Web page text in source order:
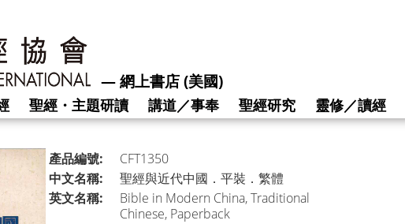
―網上書店 (美國)
聖經・主題研讀 講道／事奉 聖經研究 靈修／讀經
產品編號:
CFT1350
中文名稱:
聖經與近代中國．平裝．繁體
英文名稱:
Bible in Modern China, Traditional
Chinese, Paperback